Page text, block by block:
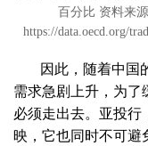
百分比 资料来
https://data.oecd.org/
因此，随着中国
需求急剧上升，为了
必须走出去。亚投行
映，它也同时不可避